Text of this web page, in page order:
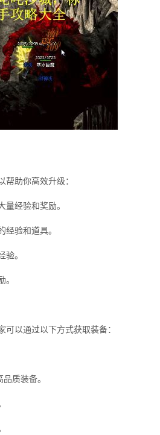
助你高效升级：
经验和奖励。
经验和道具。
。
以通过以下方式获取装备：
质装备。